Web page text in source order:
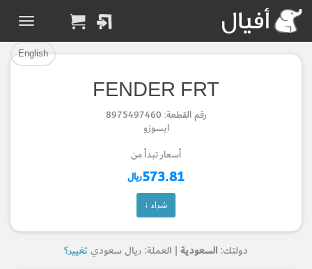
English
FENDER FRT
رقم القطعة: 8975497460
ايسوزو
أسعار تبدأ من
573.81ريال
شراء ↓
دولتك: السعودية | العملة: ريال سعوديتغيير؟
تم إضافة القطعة بنجاح.
الرجوع لصفحة البحث
Part Successfully
Selected
Return to Search Page
تم إضافة القطعة للسلة بنجاح.
إتمام عملية الشراء
Part Added to Cart
Checkout